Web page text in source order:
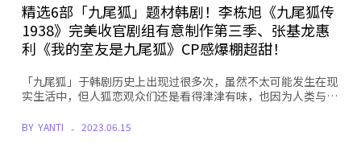
精选6部「九尾狐」题材韩剧！李栋旭《九尾狐传
1938》完美收官剧组有意制作第三季、张基龙惠
利《我的室友是九尾狐》CP感爆棚超甜！
「九尾狐」于韩剧历史上出现过很多次，虽然不太可能发生在现
实生活中，但人狐恋观众们还是看得津津有味，也因为人类与…
BY YANTI 2023.06.15